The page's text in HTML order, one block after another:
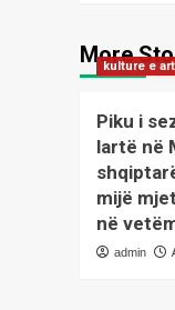
More
kulture e art
Piku i
lartë në
mijë
në
admin